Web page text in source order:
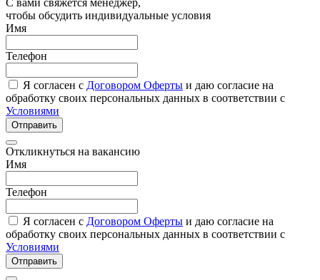
чтобы обсудить индивидуальные условия
Имя
Телефон
Я согласен с Договором Оферты и даю согласие на
обработку своих персональных данных в соответствии с
Условиями
Отправить
Откликнуться на вакансию
Имя
Телефон
Я согласен с Договором Оферты и даю согласие на
обработку своих персональных данных в соответствии с
Условиями
Отправить